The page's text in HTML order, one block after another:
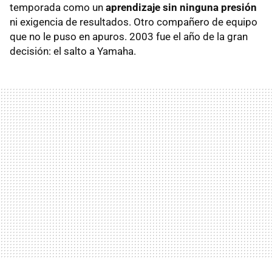
temporada como un aprendizaje sin ninguna presión
ni exigencia de resultados. Otro compañero de equipo
que no le puso en apuros. 2003 fue el año de la gran
decisión: el salto a Yamaha.